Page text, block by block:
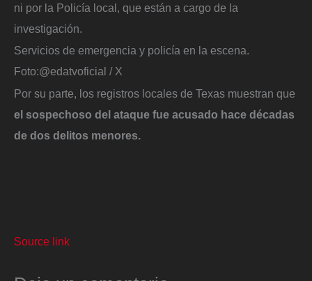
ni por la Policía local, que están a cargo de la
investigación.
Servicios de emergencia y policía en la escena.
Foto:@edatvoficial / X
Por su parte, los registros locales de Texas muestran que
el sospechoso del ataque fue acusado hace décadas
de dos delitos menores.
Source link